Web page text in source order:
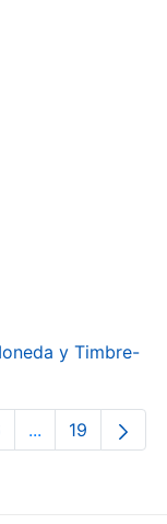
y Timbre-
Use TAB para
...PáginasPágina
19